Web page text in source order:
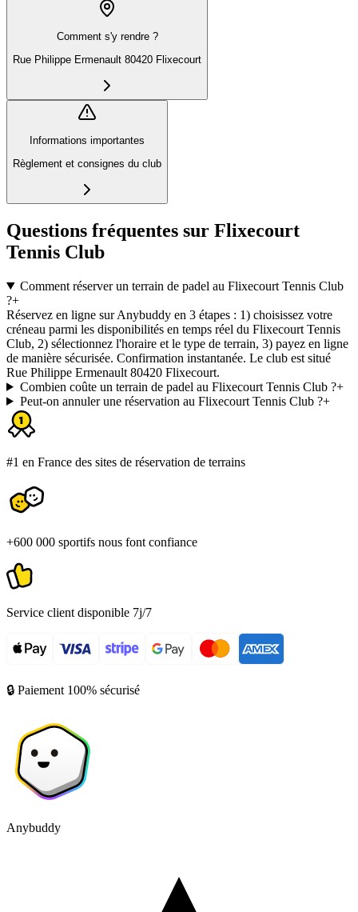
Comment s'y rendre ?
Rue Philippe Ermenault 80420 Flixecourt
Informations importantes
Règlement et consignes du club
Questions fréquentes sur Flixecourt
Tennis Club
Comment réserver un terrain de padel au Flixecourt Tennis Club
?+
Réservez en ligne sur Anybuddy en 3 étapes : 1) choisissez votre
créneau parmi les disponibilités en temps réel du Flixecourt Tennis
Club, 2) sélectionnez l'horaire et le type de terrain, 3) payez en ligne
de manière sécurisée. Confirmation instantanée. Le club est situé
Rue Philippe Ermenault 80420 Flixecourt.
Combien coûte un terrain de padel au Flixecourt Tennis Club ?+
Peut-on annuler une réservation au Flixecourt Tennis Club ?+
#1 en France des sites de réservation de terrains
+600 000 sportifs nous font confiance
Service client disponible 7j/7
🔒 Paiement 100% sécurisé
Anybuddy